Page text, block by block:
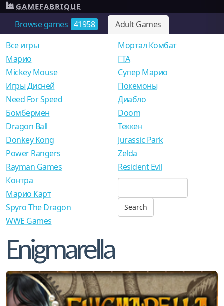
Browse games 41958 Adult Games
GAMEFABRIQUE
Все игры
Mарио
Mickey Mouse
Игры Дисней
Need For Speed
Мортал Комбат
ГТА
Супер Марио
Покемоны
Диабло
Бомбермен
Dragon Ball
Donkey Kong
Power Rangers
Rayman Games
Doom
Теккен
Jurassic Park
Zelda
Resident Evil
Контра
Марио Карт
Spyro The Dragon
WWE Games
Enigmarella